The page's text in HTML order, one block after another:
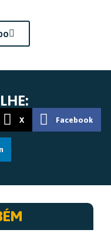
X Facebook